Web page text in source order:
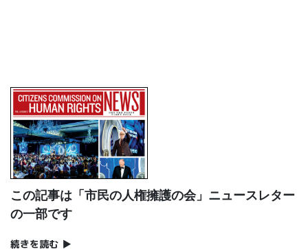
この記事は「市民の人権擁護の会」ニュースレター
の一部です
続きを読む ▶